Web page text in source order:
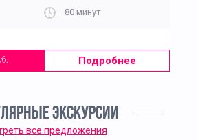
80 минут
Подробнее
ЭКСКУРСИИ
все предложения